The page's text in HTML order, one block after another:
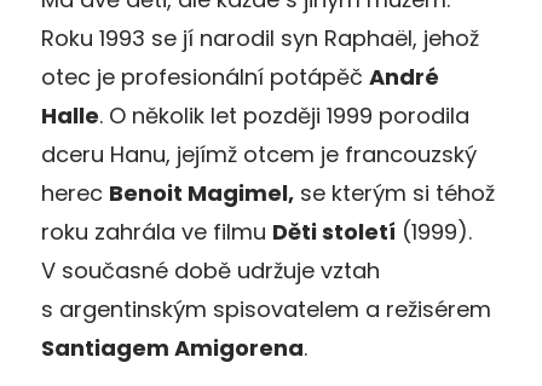
Roku 1993 se jí narodil syn Raphaël, jehož
otec je profesionální potápěč André
Halle. O několik let později 1999 porodila
dceru Hanu, jejímž otcem je francouzský
herec Benoit Magimel, se kterým si téhož
roku zahrála ve filmu Děti století (1999).
V současné době udržuje vztah
s argentinským spisovatelem a režisérem
Santiagem Amigorena.